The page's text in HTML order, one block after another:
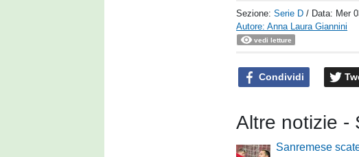
Sezione:Serie D / Data: Mer
Autore: Anna Laura Giannini
vedi letture
Condividi
Altre notizie -
Sanremese